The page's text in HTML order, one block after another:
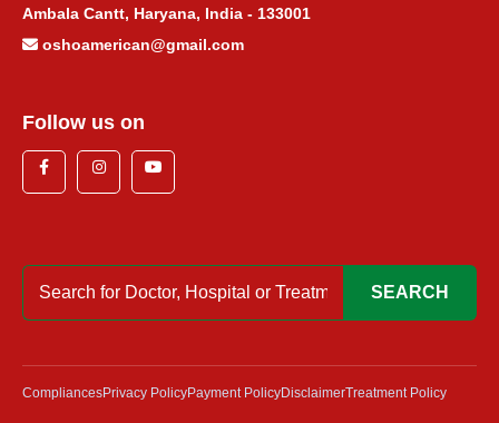
गर्भाशय सिस्ट आयुर्वेदिक उपचार
Ambala Cantt, Haryana, India - 133001
oshoamerican@gmail.com
Follow us on
SEARCH
CompliancesPrivacy PolicyPayment PolicyDisclaimerTreatment Policy